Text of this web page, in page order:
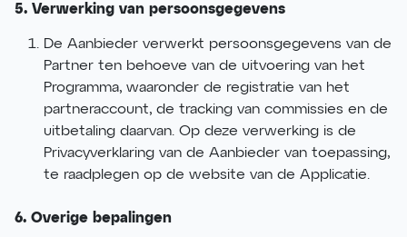
5. Verwerking van persoonsgegevens
De Aanbieder verwerkt persoonsgegevens van de
Partner ten behoeve van de uitvoering van het
Programma, waaronder de registratie van het
partneraccount, de tracking van commissies en de
uitbetaling daarvan. Op deze verwerking is de
Privacyverklaring van de Aanbieder van toepassing,
te raadplegen op de website van de Applicatie.
6. Overige bepalingen